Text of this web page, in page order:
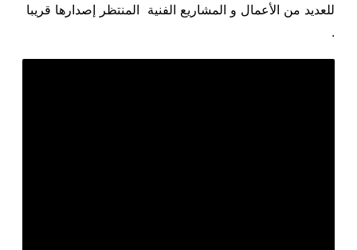
للعديد من الأعمال و المشاريع الفنية المنتظر إصدارها قريبا
.